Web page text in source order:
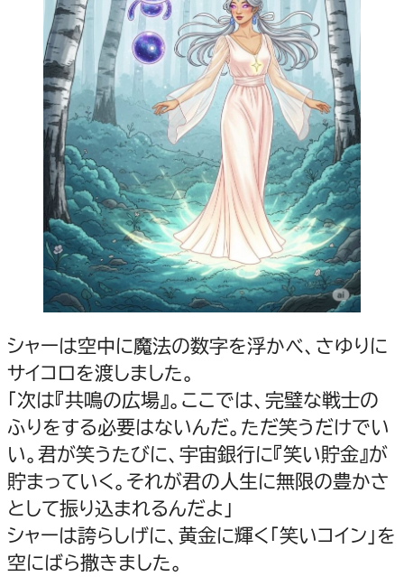
シャーは空中に魔法の数字を浮かべ、さゆりに
サイコロを渡しました。
「次は『共鳴の広場』。ここでは、完璧な戦士の
ふりをする必要はないんだ。ただ笑うだけでい
い。君が笑うたびに、宇宙銀行に『笑い貯金』が
貯まっていく。それが君の人生に無限の豊かさ
として振り込まれるんだよ」
シャーは誇らしげに、黄金に輝く「笑いコイン」を
空にばら撒きました。